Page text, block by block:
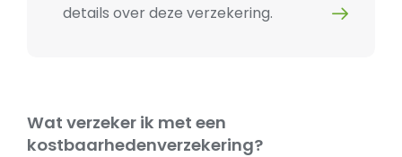
details over deze verzekering.
Wat verzeker ik met een
kostbaarhedenverzekering?